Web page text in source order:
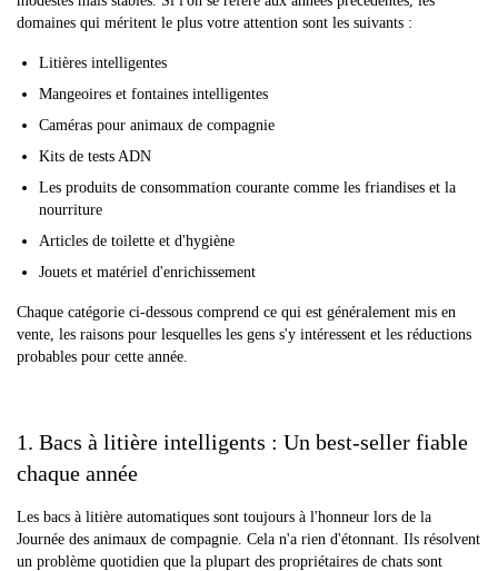
domaines qui méritent le plus votre attention sont les suivants :
Litières intelligentes
Mangeoires et fontaines intelligentes
Caméras pour animaux de compagnie
Kits de tests ADN
Les produits de consommation courante comme les friandises et la
nourriture
Articles de toilette et d'hygiène
Jouets et matériel d'enrichissement
Chaque catégorie ci-dessous comprend ce qui est généralement mis en
vente, les raisons pour lesquelles les gens s'y intéressent et les réductions
probables pour cette année.
1. Bacs à litière intelligents : Un best-seller fiable
chaque année
Les bacs à litière automatiques sont toujours à l'honneur lors de la
Journée des animaux de compagnie. Cela n'a rien d'étonnant. Ils résolvent
un problème quotidien que la plupart des propriétaires de chats sont